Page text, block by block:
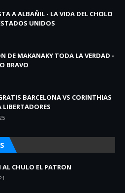
A ALBAÑIL - LA VIDA DEL CHOLO
UNIDOS
DE MAKANAKY TODA LA VERDAD -
BRAVO
BARCELONA VS CORINTHIAS
LIBERTADORES
AL CHULO EL PATRON